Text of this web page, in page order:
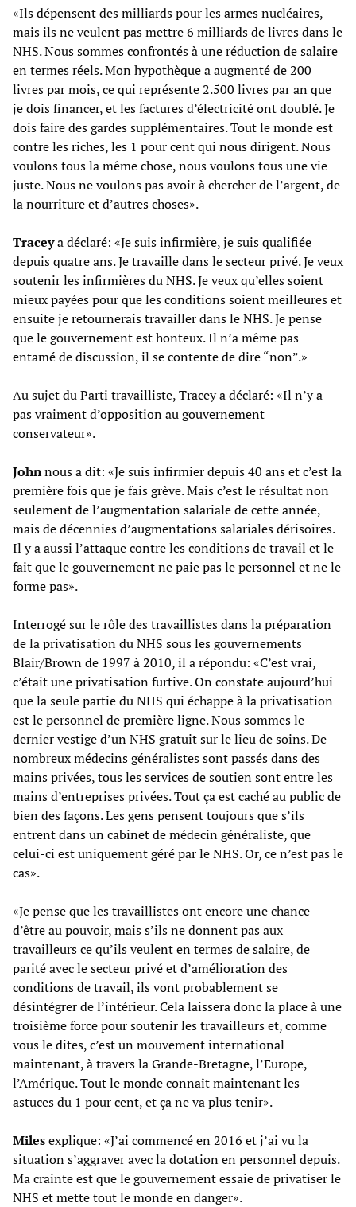
«Ils dépensent des milliards pour les armes nucléaires,
mais ils ne veulent pas mettre 6 milliards de livres dans le
NHS. Nous sommes confrontés à une réduction de salaire
en termes réels. Mon hypothèque a augmenté de 200
livres par mois, ce qui représente 2.500 livres par an que
je dois financer, et les factures d’électricité ont doublé. Je
dois faire des gardes supplémentaires. Tout le monde est
contre les riches, les 1 pour cent qui nous dirigent. Nous
voulons tous la même chose, nous voulons tous une vie
juste. Nous ne voulons pas avoir à chercher de l’argent, de
la nourriture et d’autres choses».
Traceya déclaré: «Je suis infirmière, je suis qualifiée
depuis quatre ans. Je travaille dans le secteur privé. Je veux
soutenir les infirmières du NHS. Je veux qu’elles soient
mieux payées pour que les conditions soient meilleures et
ensuite je retournerais travailler dans le NHS. Je pense
que le gouvernement est honteux. Il n’a même pas
entamé de discussion, il se contente de dire “non”.»
Au sujet du Parti travailliste, Tracey a déclaré: «Il n’y a
pas vraiment d’opposition au gouvernement
conservateur».
Johnnous a dit: «Je suis infirmier depuis 40 ans et c’est la
première fois que je fais grève. Mais c’est le résultat non
seulement de l’augmentation salariale de cette année,
mais de décennies d’augmentations salariales dérisoires.
Il y a aussi l’attaque contre les conditions de travail et le
fait que le gouvernement ne paie pas le personnel et ne le
forme pas».
Interrogé sur le rôle des travaillistes dans la préparation
de la privatisation du NHS sous les gouvernements
Blair/Brown de 1997 à 2010, il a répondu: «C’est vrai,
c’était une privatisation furtive. On constate aujourd’hui
que la seule partie du NHS qui échappe à la privatisation
est le personnel de première ligne. Nous sommes le
dernier vestige d’un NHS gratuit sur le lieu de soins. De
nombreux médecins généralistes sont passés dans des
mains privées, tous les services de soutien sont entre les
mains d’entreprises privées. Tout ça est caché au public de
bien des façons. Les gens pensent toujours que s’ils
entrent dans un cabinet de médecin généraliste, que
celui-ci est uniquement géré par le NHS. Or, ce n’est pas le
cas».
«Je pense que les travaillistes ont encore une chance
d’être au pouvoir, mais s’ils ne donnent pas aux
travailleurs ce qu’ils veulent en termes de salaire, de
parité avec le secteur privé et d’amélioration des
conditions de travail, ils vont probablement se
désintégrer de l’intérieur. Cela laissera donc la place à une
troisième force pour soutenir les travailleurs et, comme
vous le dites, c’est un mouvement international
maintenant, à travers la Grande-Bretagne, l’Europe,
l’Amérique. Tout le monde connaît maintenant les
astuces du 1 pour cent, et ça ne va plus tenir».
Milesexplique: «J’ai commencé en 2016 et j’ai vu la
situation s’aggraver avec la dotation en personnel depuis.
Ma crainte est que le gouvernement essaie de privatiser le
NHS et mette tout le monde en danger».